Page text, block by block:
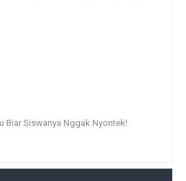
Biar Siswanya Nggak Nyontek!